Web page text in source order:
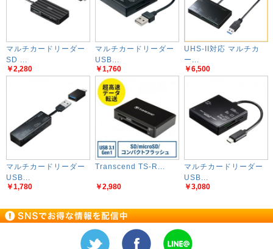
マルチカードリーダー
SD ...
￥2,280
マルチカードリーダー
USB...
￥1,760
UHS-II対応 マルチカ
ー...
￥6,500
マルチカードリーダー
USB...
￥1,780
Transcend TS-R...
￥2,980
マルチカードリーダー
USB...
￥3,080